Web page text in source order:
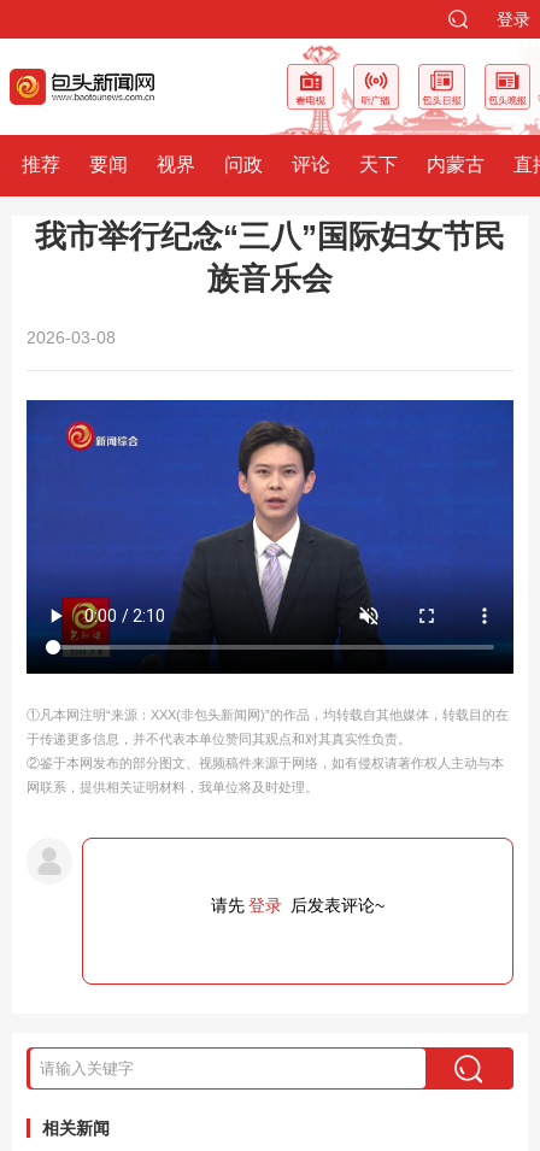
登录
推荐 要闻 视界 问政 评论 天下 内蒙古 直
我市举行纪念“三八”国际妇女节民
族音乐会
2026-03-08
①凡本网注明“来源：XXX(非包头新闻网)”的作品，均转载自其他媒体，转载目的在
于传递更多信息，并不代表本单位赞同其观点和对其真实性负责。
②鉴于本网发布的部分图文、视频稿件来源于网络，如有侵权请著作权人主动与本
网联系，提供相关证明材料，我单位将及时处理。
请先登录 后发表评论~
相关新闻